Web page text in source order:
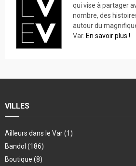
qui vise à partager
nombre, des
autour du
Var. En savoir plus !
VILLES
Ailleurs dans le Var(1)
Bandol (186)
Boutique (8)